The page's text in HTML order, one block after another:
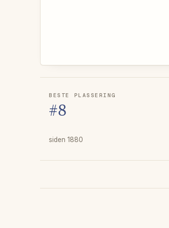
BESTE PLASSERING
#8
siden 1880